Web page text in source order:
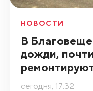
НОВОСТИ
В
дожди,
сегодня, 17:32